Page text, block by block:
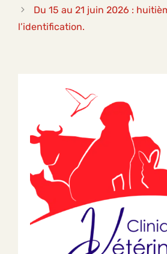
Du 15 au 21 juin 2026 :
l’identification.